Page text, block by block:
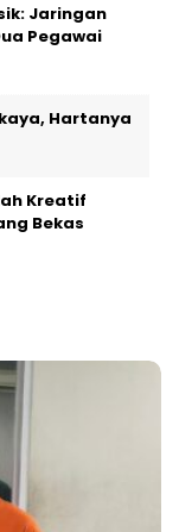
Jaringan
Pegawai
Hartanya
Kreatif
Bekas